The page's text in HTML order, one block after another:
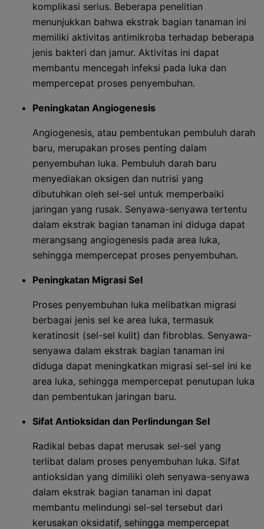
komplikasi serius. Beberapa penelitian
menunjukkan bahwa ekstrak bagian tanaman ini
memiliki aktivitas antimikroba terhadap beberapa
jenis bakteri dan jamur. Aktivitas ini dapat
membantu mencegah infeksi pada luka dan
mempercepat proses penyembuhan.
Peningkatan Angiogenesis
Angiogenesis, atau pembentukan pembuluh darah
baru, merupakan proses penting dalam
penyembuhan luka. Pembuluh darah baru
menyediakan oksigen dan nutrisi yang
dibutuhkan oleh sel-sel untuk memperbaiki
jaringan yang rusak. Senyawa-senyawa tertentu
dalam ekstrak bagian tanaman ini diduga dapat
merangsang angiogenesis pada area luka,
sehingga mempercepat proses penyembuhan.
Peningkatan Migrasi Sel
Proses penyembuhan luka melibatkan migrasi
berbagai jenis sel ke area luka, termasuk
keratinosit (sel-sel kulit) dan fibroblas. Senyawa-
senyawa dalam ekstrak bagian tanaman ini
diduga dapat meningkatkan migrasi sel-sel ini ke
area luka, sehingga mempercepat penutupan luka
dan pembentukan jaringan baru.
Sifat Antioksidan dan Perlindungan Sel
Radikal bebas dapat merusak sel-sel yang
terlibat dalam proses penyembuhan luka. Sifat
antioksidan yang dimiliki oleh senyawa-senyawa
dalam ekstrak bagian tanaman ini dapat
membantu melindungi sel-sel tersebut dari
kerusakan oksidatif, sehingga mempercepat